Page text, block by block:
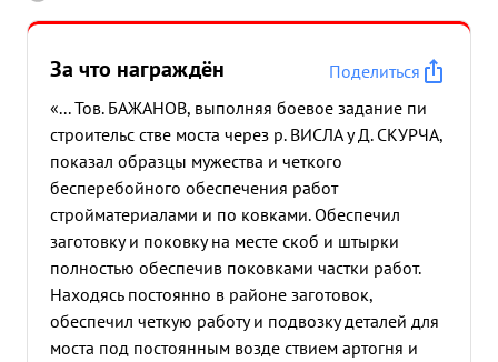
За что награждён
Поделиться
«... Тов. БАЖАНОВ, выполняя боевое задание пи
строительс стве моста через р. ВИСЛА у Д. СКУРЧА,
показал образцы мужества и четкого
бесперебойного обеспечения работ
стройматериалами и по ковками. Обеспечил
заготовку и поковку на месте скоб и штырки
полностью обеспечив поковками частки работ.
Находясь постоянно в районе заготовок,
обеспечил четкую работу и подвозку деталей для
моста под постоянным возде ствием артогня и